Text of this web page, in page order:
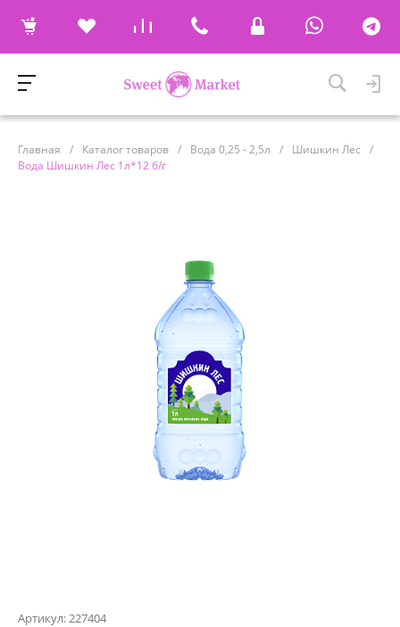
Главная / Каталог товаров / Вода 0,25 - 2,5л / Шишкин Лес
/
Вода Шишкин Лес 1л*12 б/г
Артикул:227404